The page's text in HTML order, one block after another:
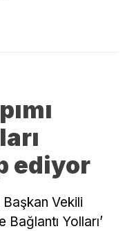
ediyor
Vekili
Yolları’